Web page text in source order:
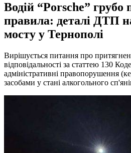
Водій “Porsche”
правила: деталі ДТП
мосту у Тернополі
Вирішується питання про
відповідальності за статтею 130
адміністративні правопорушення
засобами у стані алкогольного